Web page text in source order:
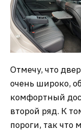
Отмечу, что
очень широко,
комфортный
второй ряд. К
пороги, так что